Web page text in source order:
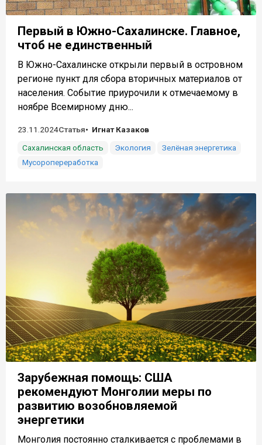
Первый в Южно-Сахалинске. Главное,
чтоб не единственный
В Южно-Сахалинске открыли первый в островном
регионе пункт для сбора вторичных материалов от
населения. Событие приурочили к отмечаемому в
ноябре Всемирному дню...
23.11.2024Статья
Игнат Казаков
Сахалинская область
Экология
Зелёная энергетика
Мусоропереработка
Зарубежная помощь: США
рекомендуют Монголии меры по
развитию возобновляемой
энергетики
Монголия постоянно сталкивается с проблемами в